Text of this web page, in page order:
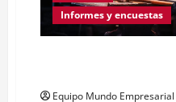
empleos
por
hora
Informes y encuestas
Equipo Mundo Empresarial